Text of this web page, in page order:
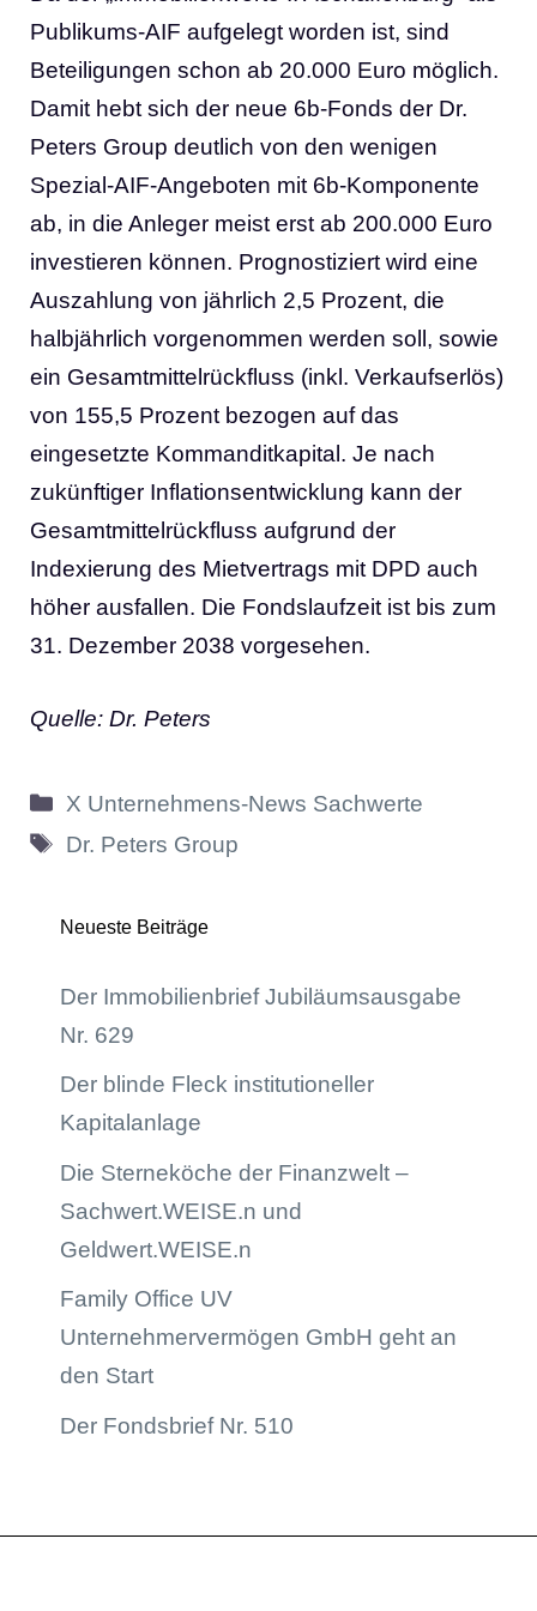
Publikums-AIF aufgelegt worden ist, sind
Beteiligungen schon ab 20.000 Euro möglich.
Damit hebt sich der neue 6b-Fonds der Dr.
Peters Group deutlich von den wenigen
Spezial-AIF-Angeboten mit 6b-Komponente
ab, in die Anleger meist erst ab 200.000 Euro
investieren können. Prognostiziert wird eine
Auszahlung von jährlich 2,5 Prozent, die
halbjährlich vorgenommen werden soll, sowie
ein Gesamtmittelrückfluss (inkl. Verkaufserlös)
von 155,5 Prozent bezogen auf das
eingesetzte Kommanditkapital. Je nach
zukünftiger Inflationsentwicklung kann der
Gesamtmittelrückfluss aufgrund der
Indexierung des Mietvertrags mit DPD auch
höher ausfallen. Die Fondslaufzeit ist bis zum
31. Dezember 2038 vorgesehen.
Quelle: Dr. Peters
Kategorien
X Unternehmens-News Sachwerte
Schlagwörter
Dr. Peters Group
Neueste Beiträge
Der Immobilienbrief Jubiläumsausgabe
Nr. 629
Der blinde Fleck institutioneller
Kapitalanlage
Die Sterneköche der Finanzwelt –
Sachwert.WEISE.n und
Geldwert.WEISE.n
Family Office UV
Unternehmervermögen GmbH geht an
den Start
Der Fondsbrief Nr. 510